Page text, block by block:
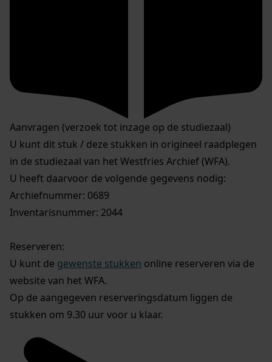
Aanvragen (verzoek tot inzage op de studiezaal)
U kunt dit stuk / deze stukken in origineel raadplegen
in de studiezaal van het Westfries Archief (WFA).
U heeft daarvoor de volgende gegevens nodig:
Archiefnummer: 0689
Inventarisnummer: 2044
Reserveren:
U kunt de gewenste stukken online reserveren via de
website van het WFA.
Op de aangegeven reserveringsdatum liggen de
stukken om 9.30 uur voor u klaar.